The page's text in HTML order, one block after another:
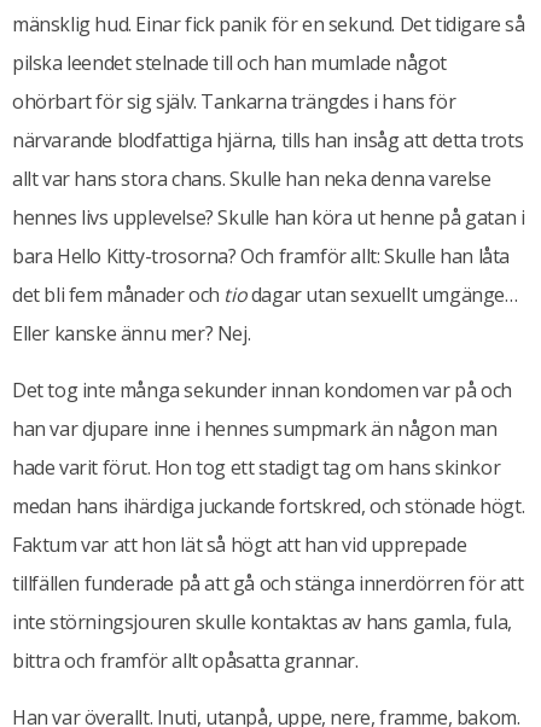
mänsklig hud. Einar fick panik för en sekund. Det tidigare så
pilska leendet stelnade till och han mumlade något
ohörbart för sig själv. Tankarna trängdes i hans för
närvarande blodfattiga hjärna, tills han insåg att detta trots
allt var hans stora chans. Skulle han neka denna varelse
hennes livs upplevelse? Skulle han köra ut henne på gatan i
bara Hello Kitty-trosorna? Och framför allt: Skulle han låta
det bli fem månader och tiodagar utan sexuellt umgänge…
Eller kanske ännu mer? Nej.
Det tog inte många sekunder innan kondomen var på och
han var djupare inne i hennes sumpmark än någon man
hade varit förut. Hon tog ett stadigt tag om hans skinkor
medan hans ihärdiga juckande fortskred, och stönade högt.
Faktum var att hon lät så högt att han vid upprepade
tillfällen funderade på att gå och stänga innerdörren för att
inte störningsjouren skulle kontaktas av hans gamla, fula,
bittra och framför allt opåsatta grannar.
Han var överallt. Inuti, utanpå, uppe, nere, framme, bakom.